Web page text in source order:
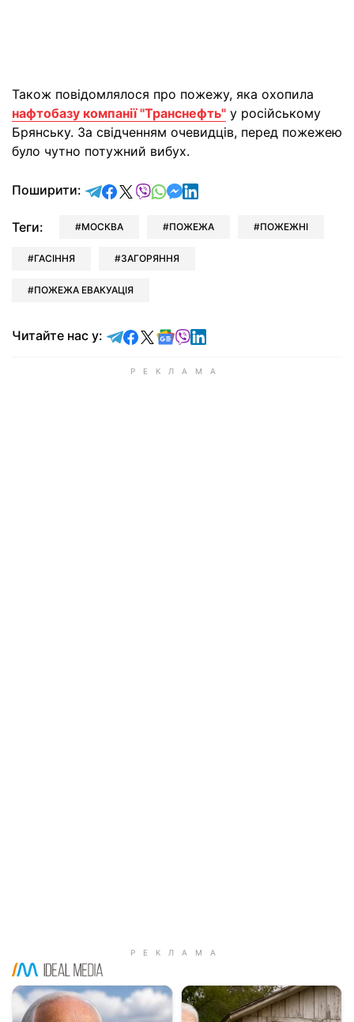
Також повідомлялося про пожежу, яка охопила
нафтобазу компанії "Транснефть" у російському
Брянську. За свідченням очевидців, перед пожежею
було чутно потужний вибух.
Поширити: відправити у Telegram
поділитись у Facebook
поділитись у X
відправити у Viber
відправити у Whatsapp
відправити у Messenger
відправити у LinkedIn
Теги: МОСКВА ПОЖЕЖА ПОЖЕЖНІ
ГАСІННЯ ЗАГОРЯННЯ
ПОЖЕЖА ЕВАКУАЦІЯ
Читайте нас у: Читайте у Telegram
Читайте у Facebook
Читайте у X
Читайте у Google news
Читайте у Viber
Читайте у LinkedIn